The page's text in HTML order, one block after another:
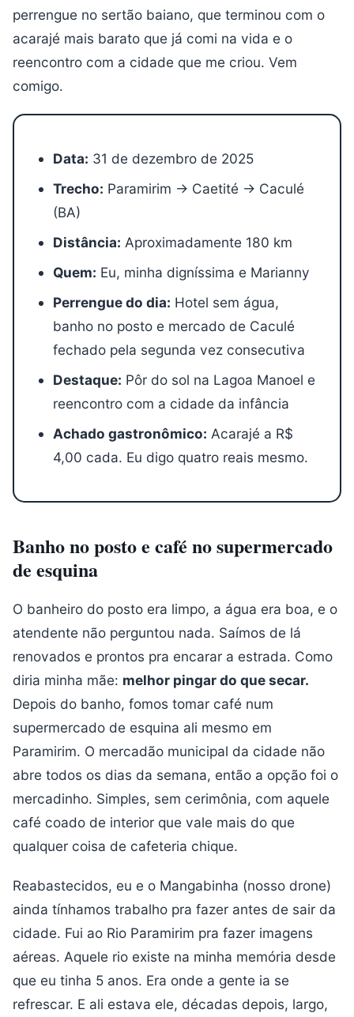
perrengue no sertão baiano, que terminou com o
acarajé mais barato que já comi na vida e o
reencontro com a cidade que me criou. Vem
comigo.
Data: 31 de dezembro de 2025
Trecho: Paramirim → Caetité → Caculé
(BA)
Distância: Aproximadamente 180 km
Quem: Eu, minha digníssima e Marianny
Perrengue do dia: Hotel sem água,
banho no posto e mercado de Caculé
fechado pela segunda vez consecutiva
Destaque: Pôr do sol na Lagoa Manoel e
reencontro com a cidade da infância
Achado gastronômico: Acarajé a R$
4,00 cada. Eu digo quatro reais mesmo.
Banho no posto e café no supermercado
de esquina
O banheiro do posto era limpo, a água era boa, e o
atendente não perguntou nada. Saímos de lá
renovados e prontos pra encarar a estrada. Como
diria minha mãe: melhor pingar do que secar.
Depois do banho, fomos tomar café num
supermercado de esquina ali mesmo em
Paramirim. O mercadão municipal da cidade não
abre todos os dias da semana, então a opção foi o
mercadinho. Simples, sem cerimônia, com aquele
café coado de interior que vale mais do que
qualquer coisa de cafeteria chique.
Reabastecidos, eu e o Mangabinha (nosso drone)
ainda tínhamos trabalho pra fazer antes de sair da
cidade. Fui ao Rio Paramirim pra fazer imagens
aéreas. Aquele rio existe na minha memória desde
que eu tinha 5 anos. Era onde a gente ia se
refrescar. E ali estava ele, décadas depois, largo,